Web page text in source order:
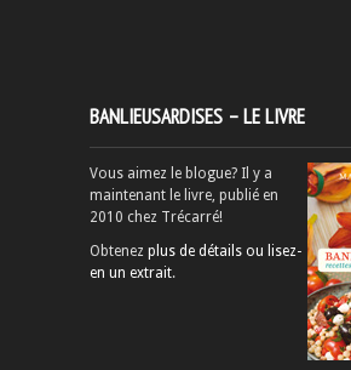
BANLIEUSARDISES – LE LIVRE
Vous aimez le blogue? Il y a
maintenant le livre, publié en
2010 chez Trécarré!
Obtenez plus de détails ou lisez-
en un extrait.